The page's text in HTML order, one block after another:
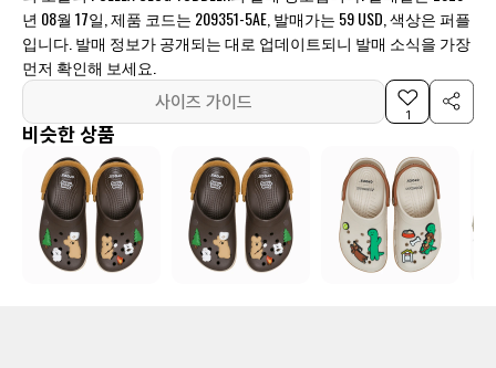
년 08월 17일, 제품 코드는 209351-5AE, 발매가는 59 USD, 색상은 퍼플
입니다. 발매 정보가 공개되는 대로 업데이트되니 발매 소식을 가장
먼저 확인해 보세요.
사이즈 가이드
1
비슷한 상품